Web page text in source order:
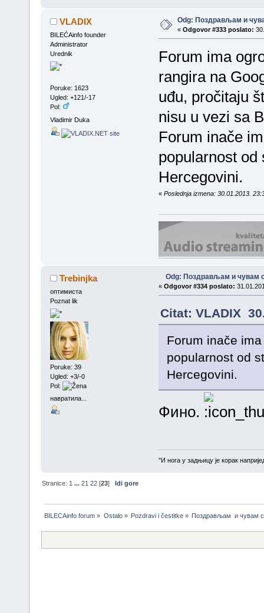
VLADIX
BILEĆAinfo founder
Administrator
Urednik
Poruke: 1623
Ugled: +121/-17
Pol:
Vladimir Duka
Odg: Поздрављам и
« Odgovor #333 poslato:
Forum ima
rangira na
uđu, pročitaju
nisu u vezi sa
Forum inače
popularnost od
Hercegovini.
« Poslednja izmena: 30.01.2013.
Trebinjka
оптимиста
Poznat lik
Poruke: 39
Ugled: +3/-0
Pol:
навратила...
Odg: Поздрављам и чувам
« Odgovor #334 poslato:
Citat: VLADIX
Forum inače
popularnost od
Hercegovini.
Фино.
''И нога у задњицу је корак
Stranice: 1 ...21 22 [23] Idi gore
BILECAinfo forum » Ostalo» Pozdravi i čestitke» Поздрављам  и чувам